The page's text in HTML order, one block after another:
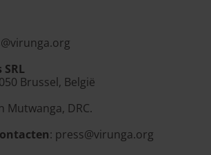
Brussel, België
Mutwanga, DRC.
: press@virunga.org